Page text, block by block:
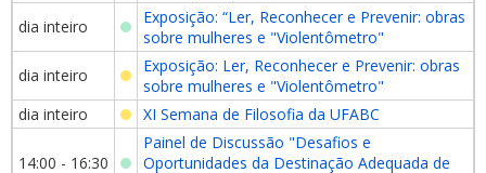
dia inteiro
Exposição: “Ler, Reconhecer e Prevenir: obras
sobre mulheres e "Violentômetro"
dia inteiro
Exposição: Ler, Reconhecer e Prevenir: obras
sobre mulheres e "Violentômetro"
dia inteiro
XI Semana de Filosofia da UFABC
14:00 - 16:30
Painel de Discussão "Desafios e
Oportunidades da Destinação Adequada de